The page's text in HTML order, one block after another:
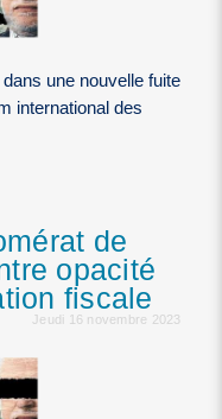
une nouvelle fuite
international des
de
opacité
fiscale
Jeudi 16 novembre 2023